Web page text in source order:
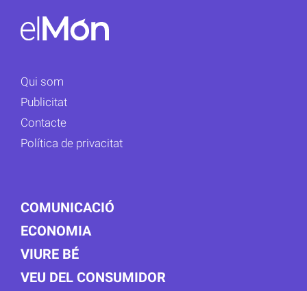
Qui som
Publicitat
Contacte
Política de privacitat
COMUNICACIÓ
ECONOMIA
VIURE BÉ
VEU DEL CONSUMIDOR